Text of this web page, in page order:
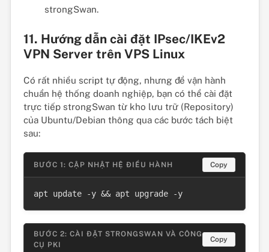
strongSwan.
11. Hướng dẫn cài đặt IPsec/IKEv2
VPN Server trên VPS Linux
Có rất nhiều script tự động, nhưng để vận hành
chuẩn hệ thống doanh nghiệp, bạn có thể cài đặt
trực tiếp strongSwan từ kho lưu trữ (Repository)
của Ubuntu/Debian thông qua các bước tách biệt
sau:
BƯỚC 1: CẬP NHẬT HỆ ĐIỀU HÀNH Copy
apt update -y && apt upgrade -y
BƯỚC 2: CÀI ĐẶT STRONGSWAN VÀ CÔNG
CỤ PKI
Copy